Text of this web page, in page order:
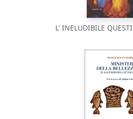
L' INELUDIBILE